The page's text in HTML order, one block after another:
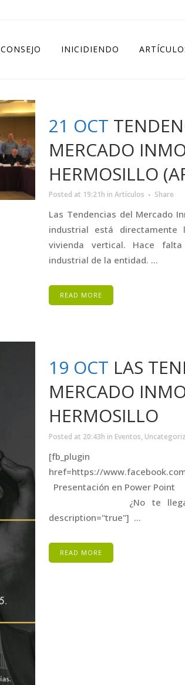
CONSEJO INICIDIENDO
21 OCT
MERCADO
HERMOSILLO
Posted at 19:21h in Artículos Share
Las Tendencias del Mercado
industrial está directamente
vivienda vertical. Hace
industrial de la entidad. ...
READ MORE
19 OCT LAS
MERCADO
HERMOSILLO
Posted at 20:43h in Eventos
href=https://
¿No te llega la
description="true"] ...
READ MORE